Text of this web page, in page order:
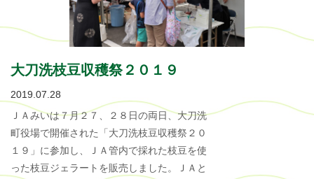
大刀洗枝豆収穫祭２０１９
2019.07.28
ＪＡみいは７月２７、２８日の両日、大刀洗
町役場で開催された「大刀洗枝豆収穫祭２０
１９」に参加し、ＪＡ管内で採れた枝豆を使
った枝豆ジェラートを販売しました。ＪＡと